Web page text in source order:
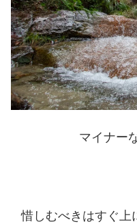
マイナー
惜しむべきはすぐ上